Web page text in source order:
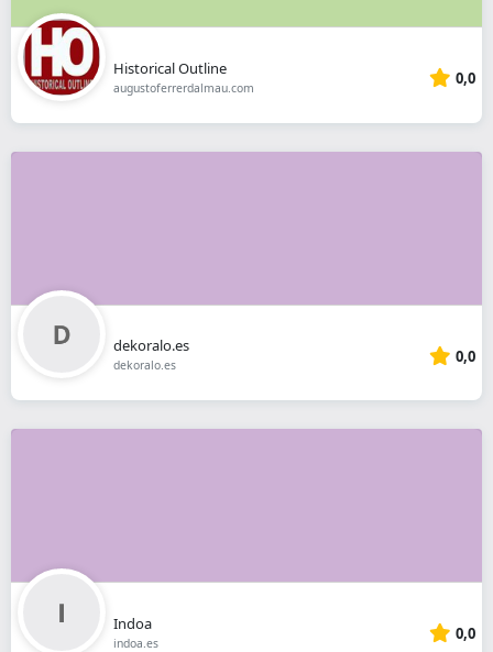
Historical Outline
augustoferrerdalmau.com 0,0
dekoralo.es
dekoralo.es 0,0
Indoa
indoa.es 0,0